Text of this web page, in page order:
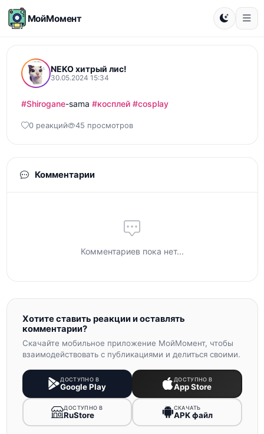
МойМомент
NEKO хитрый лис!
30.05.2024 15:34
#Shirogane-sama #косплей #cosplay
0 реакций 45 просмотров
Комментарии
Комментариев пока нет...
Хотите ставить реакции и оставлять
комментарии?
Скачайте мобильное приложение МойМомент, чтобы
взаимодействовать с публикациями и делиться своими.
ДОСТУПНО В
Google Play
ДОСТУПНО В
App Store
ДОСТУПНО В
RuStore
СКАЧАТЬ
APK файл